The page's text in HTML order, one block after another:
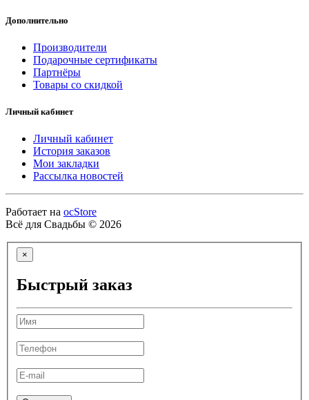
Дополнительно
Производители
Подарочные сертификаты
Партнёры
Товары со скидкой
Личный кабинет
Личный кабинет
История заказов
Мои закладки
Рассылка новостей
Работает на ocStore
Всё для Свадьбы © 2026
×
Быстрый заказ